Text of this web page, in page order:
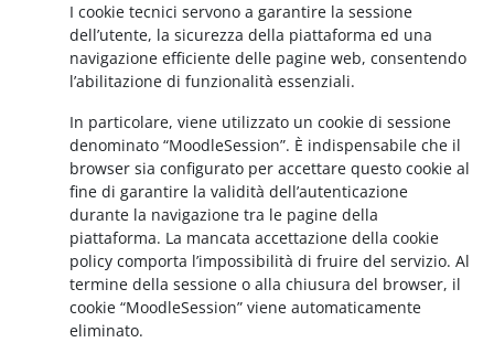
I cookie tecnici servono a garantire la sessione
dell’utente, la sicurezza della piattaforma ed una
navigazione efficiente delle pagine web, consentendo
l’abilitazione di funzionalità essenziali.
In particolare, viene utilizzato un cookie di sessione
denominato “MoodleSession”. È indispensabile che il
browser sia configurato per accettare questo cookie al
fine di garantire la validità dell’autenticazione
durante la navigazione tra le pagine della
piattaforma. La mancata accettazione della cookie
policy comporta l’impossibilità di fruire del servizio. Al
termine della sessione o alla chiusura del browser, il
cookie “MoodleSession” viene automaticamente
eliminato.